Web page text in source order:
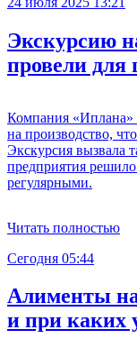
Экскурсию
провели для
Компания «Иплана»
на производство,
Экскурсия вызвала
предприятия
регулярными.
Читать полностью
Сегодня 05:44
Алименты на
и при каких